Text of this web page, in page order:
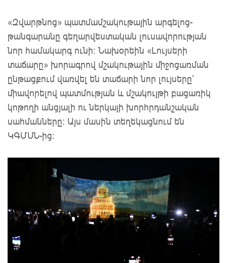
«Զվարթնոց» պատմամշակութային արգելոց-
թանգարանը գեղարվեստական լուսավորության
նոր համակարգ ունի։ Նախօրեին «Լույսերի
տաճարը» խորագրով մշակութային միջոցառման
ընթացքում վառվել են տաճարի նոր լույսերը՝
միավորելով պատմության և մշակույթի բացառիկ
կոթողի անցյալի ու ներկայի խորհրդանշական
սահմանները։ Այս մասին տեղեկացնում են
ԿԳՄՍՆ-ից: